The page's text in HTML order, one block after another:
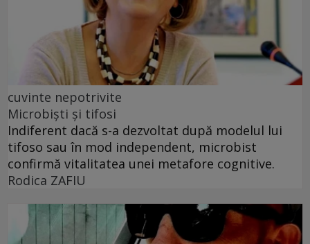
cuvinte nepotrivite
Microbiști și tifosi
Indiferent dacă s-a dezvoltat după modelul lui
tifoso sau în mod independent, microbist
confirmă vitalitatea unei metafore cognitive.
Rodica ZAFIU